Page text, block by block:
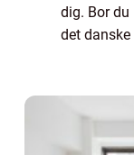
dig. Bor
det